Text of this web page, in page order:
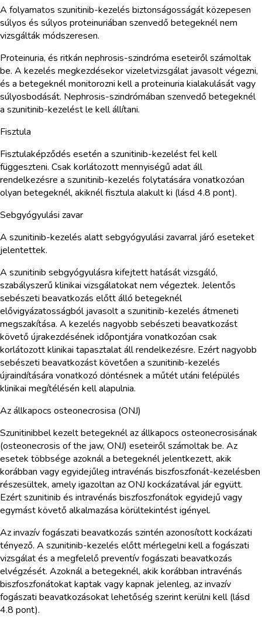
A folyamatos szunitinib-kezelés biztonságosságát közepesen
súlyos és súlyos proteinuriában szenvedő betegeknél nem
vizsgálták módszeresen.
Proteinuria, és ritkán nephrosis-szindróma eseteiről számoltak
be. A kezelés megkezdésekor vizeletvizsgálat javasolt végezni,
és a betegeknél monitorozni kell a proteinuria kialakulását vagy
súlyosbodását. Nephrosis-szindrómában szenvedő betegeknél
a szunitinib-kezelést le kell állítani.
Fisztula
Fisztulaképződés esetén a szunitinib-kezelést fel kell
függeszteni. Csak korlátozott mennyiségű adat áll
rendelkezésre a szunitinib-kezelés folytatására vonatkozóan
olyan betegeknél, akiknél fisztula alakult ki (lásd 4.8 pont).
Sebgyógyulási zavar
A szunitinib-kezelés alatt sebgyógyulási zavarral járó eseteket
jelentettek.
A szunitinib sebgyógyulásra kifejtett hatását vizsgáló,
szabályszerű klinikai vizsgálatokat nem végeztek. Jelentős
sebészeti beavatkozás előtt álló betegeknél
elővigyázatosságból javasolt a szunitinib-kezelés átmeneti
megszakítása. A kezelés nagyobb sebészeti beavatkozást
követő újrakezdésének időpontjára vonatkozóan csak
korlátozott klinikai tapasztalat áll rendelkezésre. Ezért nagyobb
sebészeti beavatkozást követően a szunitinib-kezelés
újraindítására vonatkozó döntésnek a műtét utáni felépülés
klinikai megítélésén kell alapulnia.
Az állkapocs osteonecrosisa (ONJ)
Szunitinibbel kezelt betegeknél az állkapocs osteonecrosisának
(osteonecrosis of the jaw, ONJ) eseteiről számoltak be. Az
esetek többsége azoknál a betegeknél jelentkezett, akik
korábban vagy egyidejűleg intravénás biszfoszfonát-kezelésben
részesültek, amely igazoltan az ONJ kockázatával jár együtt.
Ezért szunitinib és intravénás biszfoszfonátok egyidejű vagy
egymást követő alkalmazása körültekintést igényel.
Az invazív fogászati beavatkozás szintén azonosított kockázati
tényező. A szunitinib-kezelés előtt mérlegelni kell a fogászati
vizsgálat és a megfelelő preventív fogászati beavatkozás
elvégzését. Azoknál a betegeknél, akik korábban intravénás
biszfoszfonátokat kaptak vagy kapnak jelenleg, az invazív
fogászati beavatkozásokat lehetőség szerint kerülni kell (lásd
4.8 pont).